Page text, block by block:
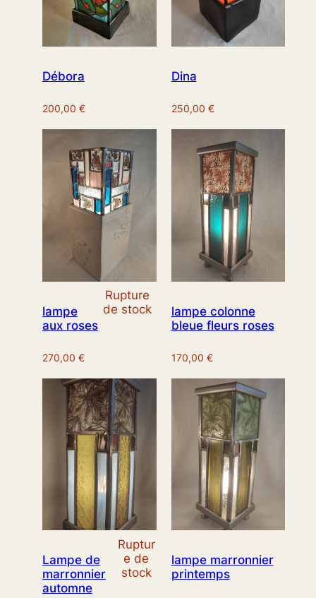
Débora
200,00 €
Dina
250,00 €
lampe
aux roses
270,00 €
Rupture
de stock
lampe colonne
bleue fleurs roses
170,00 €
Lampe de
marronnier
automne
Ruptur
e de
stock
lampe marronnier
printemps